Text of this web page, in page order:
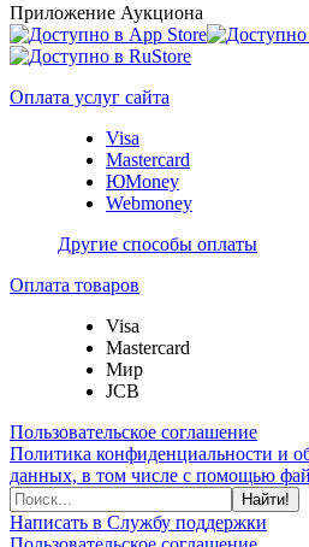
Приложение Аукциона
Оплата услуг сайта
Visa
Mastercard
ЮMoney
Webmoney
Другие способы оплаты
Оплата товаров
Visa
Mastercard
Мир
JCB
Пользовательское соглашение
Политика конфиденциальности и
данных, в том числе с помощью
Найти!
Написать в Службу поддержки